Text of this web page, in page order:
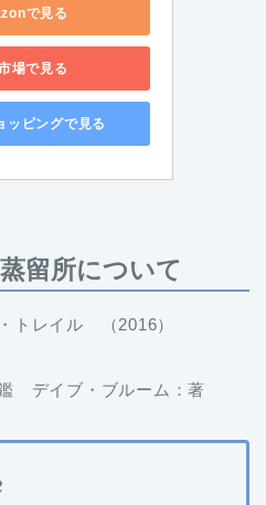
で見る
場で見る
ッピングで見る
留所について
トレイル （2016）
デイブ・ブルーム：著